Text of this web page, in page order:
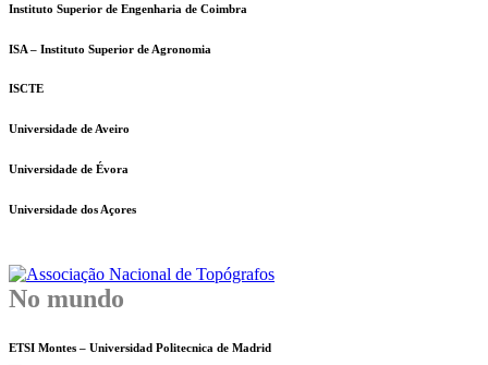
Instituto Superior de Engenharia de Coimbra
ISA – Instituto Superior de Agronomia
ISCTE
Universidade de Aveiro
Universidade de Évora
Universidade dos Açores
No mundo
ETSI Montes – Universidad Politecnica de Madrid